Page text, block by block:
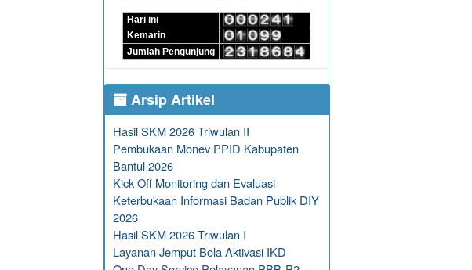
Hari ini
Kemarin
Jumlah Pengunjung
Arsip Artikel
Hasil SKM 2026 Triwulan II
Pembukaan Monev PPID Kabupaten
Bantul 2026
Kick Off Monitoring dan Evaluasi
Keterbukaan Informasi Badan Publik DIY
2026
Hasil SKM 2026 Triwulan I
Layanan Jemput Bola Aktivasi IKD